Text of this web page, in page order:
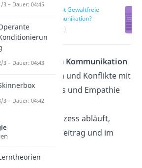
Was ist Gewaltfreie
Kommunikation?
(00:12)
derGewaltfreien Kommunikation
Spannungen und Konflikte mit
von Verständnis und Empathie
Wie der
abläuft,
du hier im Beitrag und im
3 – Dauer: 04:45
3 – Dauer: 04:43
3 – Dauer: 04:42